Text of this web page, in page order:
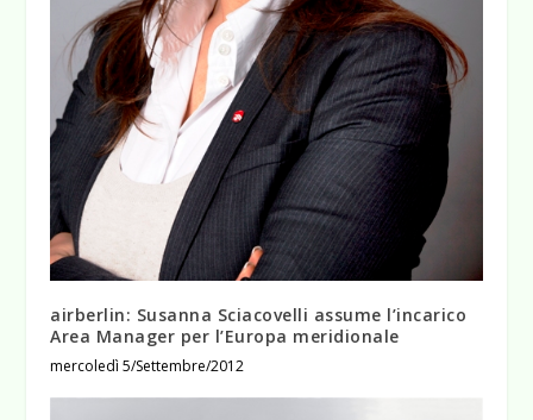
airberlin: Susanna Sciacovelli assume l’incarico
Area Manager per l’Europa meridionale
mercoledì 5/Settembre/2012